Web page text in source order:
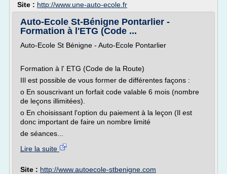
Site : http://www.une-auto-ecole.fr
Auto-Ecole St-Bénigne Pontarlier -
Formation à l'ETG (Code ...
Auto-Ecole St Bénigne - Auto-Ecole Pontarlier
Formation à l' ETG (Code de la Route)
IIl est possible de vous former de différentes façons :
o En souscrivant un forfait code valable 6 mois (nombre
de leçons illimitées).
o En choisissant l'option du paiement à la leçon (Il est
donc important de faire un nombre limité
de séances...
Lire la suite
Site : http://www.autoecole-stbenigne.com